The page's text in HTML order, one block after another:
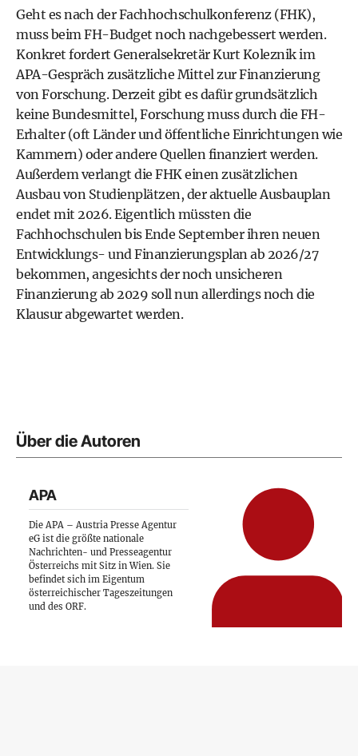
Geht es nach der Fachhochschulkonferenz (FHK),
muss beim FH-Budget noch nachgebessert werden.
Konkret fordert Generalsekretär Kurt Koleznik im
APA-Gespräch zusätzliche Mittel zur Finanzierung
von Forschung. Derzeit gibt es dafür grundsätzlich
keine Bundesmittel, Forschung muss durch die FH-
Erhalter (oft Länder und öffentliche Einrichtungen wie
Kammern) oder andere Quellen finanziert werden.
Außerdem verlangt die FHK einen zusätzlichen
Ausbau von Studienplätzen, der aktuelle Ausbauplan
endet mit 2026. Eigentlich müssten die
Fachhochschulen bis Ende September ihren neuen
Entwicklungs- und Finanzierungsplan ab 2026/27
bekommen, angesichts der noch unsicheren
Finanzierung ab 2029 soll nun allerdings noch die
Klausur abgewartet werden.
Über die Autoren
APA
Die APA – Austria Presse Agentur
eG ist die größte nationale
Nachrichten- und Presseagentur
Österreichs mit Sitz in Wien. Sie
befindet sich im Eigentum
österreichischer Tageszeitungen
und des ORF.